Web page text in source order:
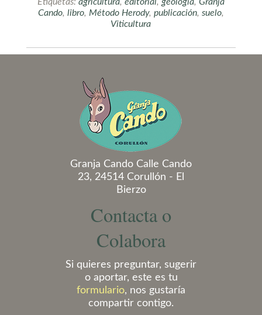
Etiquetas: agricultura, editorial, geología, Granja
Cando, libro, Método Herody, publicación, suelo,
Viticultura
Granja Cando Calle Cando
23, 24514 Corullón - El
Bierzo
Contacta o
Colabora
Si quieres preguntar, sugerir
o aportar, este es tu
formulario, nos gustaría
compartir contigo.